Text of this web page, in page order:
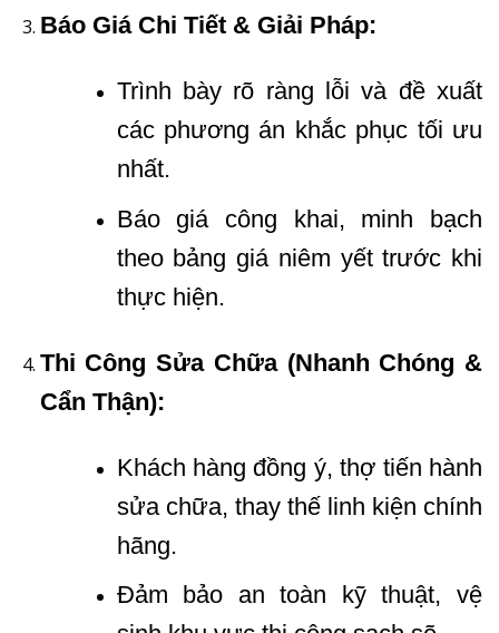
Báo Giá Chi Tiết & Giải Pháp:
Trình bày rõ ràng lỗi và đề xuất
các phương án khắc phục tối ưu
nhất.
Báo giá công khai, minh bạch
theo bảng giá niêm yết trước khi
thực hiện.
Thi Công Sửa Chữa (Nhanh Chóng &
Cẩn Thận):
Khách hàng đồng ý, thợ tiến hành
sửa chữa, thay thế linh kiện chính
hãng.
Đảm bảo an toàn kỹ thuật, vệ